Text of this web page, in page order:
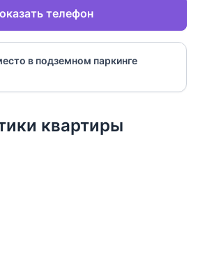
телефон
в подземном паркинге
квартиры